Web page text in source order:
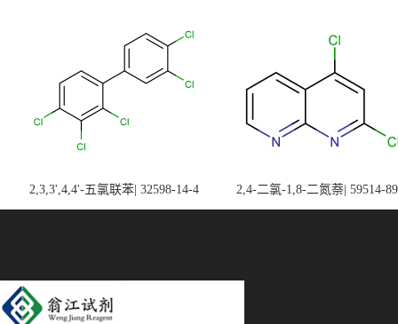
2,3,3',4,4'-五氯联苯| 32598-14-4 2,4-二氯-1,8-二氮萘| 59514-